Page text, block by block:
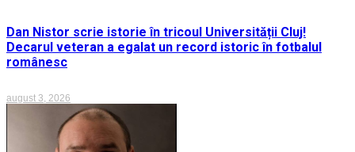
Dan Nistor scrie istorie în tricoul Universității Cluj!
Decarul veteran a egalat un record istoric în fotbalul
românesc
august 3, 2026